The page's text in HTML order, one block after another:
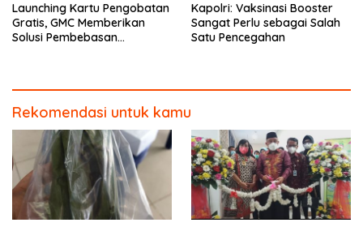
Launching Kartu Pengobatan
Gratis, GMC Memberikan
Solusi Pembebasan
Kapolri: Vaksinasi Booster
Sangat Perlu sebagai Salah
Satu Pencegahan
Rekomendasi untuk kamu